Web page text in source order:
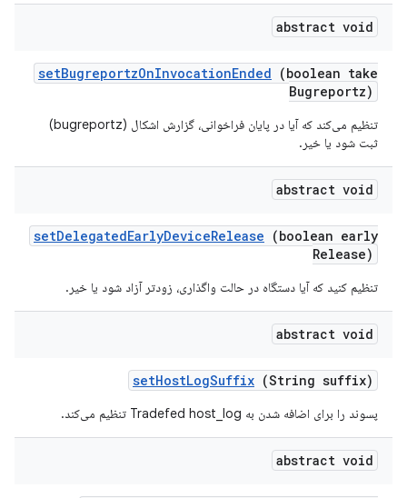
abstract void
setBugreportzOnInvocationEnded (boolean take
Bugreportz)
تنظیم می‌کند که آیا در پایان فراخوانی، گزارش اشکال (bugreportz)
ثبت شود یا خیر.
abstract void
setDelegatedEarlyDeviceRelease (boolean early
Release)
تنظیم کنید که آیا دستگاه در حالت واگذاری، زودتر آزاد شود یا خیر.
abstract void
setHostLogSuffix (String suffix)
پسوند را برای اضافه شدن به Tradefed host_log تنظیم می‌کند.
abstract void